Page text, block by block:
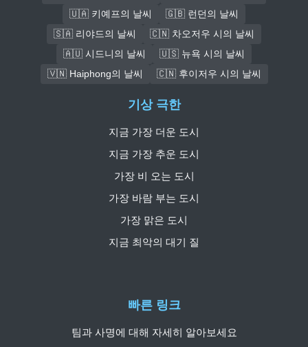
🇺🇦 키예프의 날씨
🇬🇧 런던의 날씨
🇸🇦 리야드의 날씨
🇨🇳 차오저우 시의 날씨
🇦🇺 시드니의 날씨
🇺🇸 뉴욕 시의 날씨
🇻🇳 Haiphong의 날씨
🇨🇳 후이저우 시의 날씨
빠른 링크
팀과 사명에 대해 자세히 알아보세요
기상 극한
지금 가장 더운 도시
지금 가장 추운 도시
가장 비 오는 도시
가장 바람 부는 도시
가장 맑은 도시
지금 최악의 대기 질